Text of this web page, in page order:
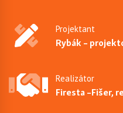
Projektant
Rybák –
Realizátor
Firesta –Fišer,